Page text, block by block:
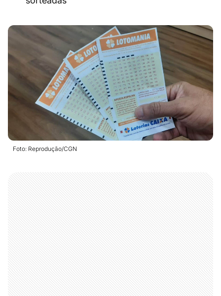
Foto: Reprodução/CGN